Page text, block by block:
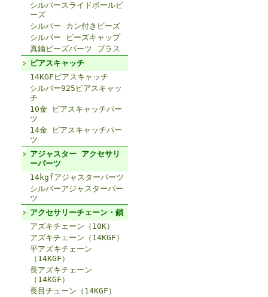
シルバースライドボールビ
ーズ
シルバー カン付きビーズ
シルバー ビーズキャップ
真鍮ビーズパーツ ブラス
ピアスキャッチ
14KGFピアスキャッチ
シルバー925ピアスキャッ
チ
10金 ピアスキャッチパー
ツ
14金 ピアスキャッチパー
ツ
アジャスター アクセサリ
ーパーツ
14kgfアジャスターパーツ
シルバーアジャスターパー
ツ
アクセサリーチェーン・鎖
アズキチェーン（10K）
アズキチェーン（14KGF）
平アズキチェーン
（14KGF）
長アズキチェーン
（14KGF）
長目チェーン（14KGF）